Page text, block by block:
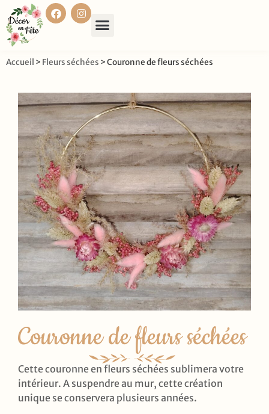
Accueil > Fleurs séchées >Couronne de fleurs séchées
Couronne de fleurs séchées
Cette couronne en fleurs séchées sublimera votre
intérieur. A suspendre au mur, cette création
unique se conservera plusieurs années.